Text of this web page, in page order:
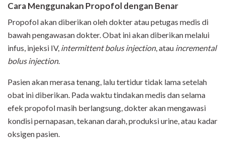
Cara Menggunakan Propofol dengan Benar
Propofol akan diberikan oleh dokter atau petugas medis di
bawah pengawasan dokter. Obat ini akan diberikan melalui
infus, injeksi IV, intermittent bolus injection, atau incremental
bolus injection.
Pasien akan merasa tenang, lalu tertidur tidak lama setelah
obat ini diberikan. Pada waktu tindakan medis dan selama
efek propofol masih berlangsung, dokter akan mengawasi
kondisi pernapasan, tekanan darah, produksi urine, atau kadar
oksigen pasien.